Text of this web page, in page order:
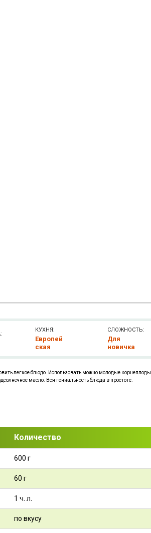
КУХНЯ:
Европей
ская
СЛОЖНОСТЬ:
Для
новичка
легкое блюдо. Использовать можно молодые корнеплоды.
масло. Вся гениальность блюда в простоте.
Количество
600 г
60 г
1 ч. л.
по вкусу